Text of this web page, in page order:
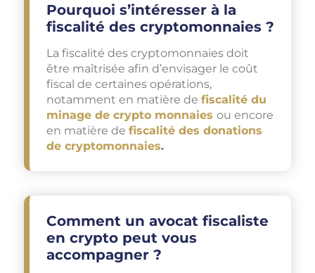
Pourquoi s’intéresser à la
fiscalité des cryptomonnaies ?
La fiscalité des cryptomonnaies doit
être maîtrisée afin d’envisager le coût
fiscal de certaines opérations,
notamment en matière de fiscalité du
minage de crypto monnaies ou encore
en matière de fiscalité des donations
de cryptomonnaies.
Comment un avocat fiscaliste
en crypto peut vous
accompagner ?